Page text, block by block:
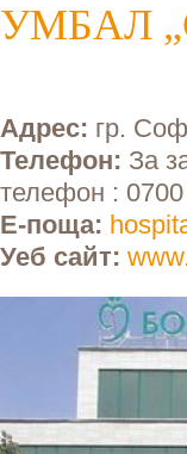
УМБАЛ
Адрес: гр.
Телефон: За
телефон :
Е-поща:
Уеб сайт: